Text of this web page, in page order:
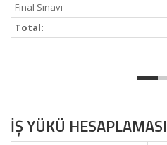
Final Sınavı
Total:
İŞ YÜKÜ HESAPLAMASI